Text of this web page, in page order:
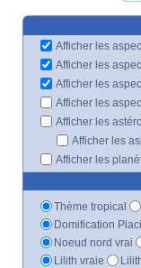
Afficher les
Afficher les
Afficher les
Afficher les
Afficher les
Afficher les
Afficher les
Thème tropical
Domification
Noeud nord vrai
Lilith vraie